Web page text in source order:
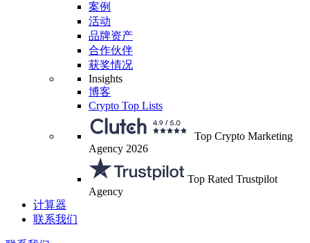
案例
活动
品牌资产
合作伙伴
获奖情况
Insights
博客
Crypto Top Lists
Top Crypto Marketing
Agency 2026
Top Rated Trustpilot
Agency
计算器
联系我们